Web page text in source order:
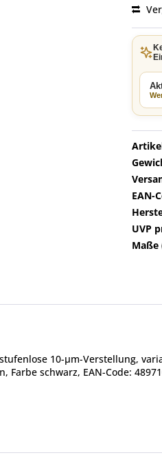
EAN-
UVP
Maße
10-µm-Verstellung,
schwarz, EAN-Code: